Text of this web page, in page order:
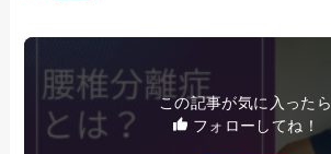
この記事が気に入ったら
フォローしてね！